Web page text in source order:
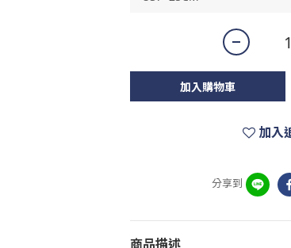
加入購物車
加入
分享到
商品描述